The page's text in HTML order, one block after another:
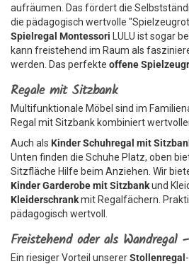
aufräumen. Das fördert die
die pädagogisch wertvolle
Spielregal Montessori LULU ist sogar
kann freistehend im Raum als
werden. Das perfekte offene
Regale mit Sitzbank
Multifunktionale Möbel sind im
Regal mit Sitzbank kombiniert
Auch als Kinder Schuhregal mit
Unten finden die Schuhe Platz, oben
Sitzfläche Hilfe beim Anziehen. Wir
Kinder Garderobe mit Sitzbankund
Kleiderschrankmit Regalfächern.
pädagogisch wertvoll.
Freistehend oder als Wandregal
Ein riesiger Vorteil unsererStollenregal